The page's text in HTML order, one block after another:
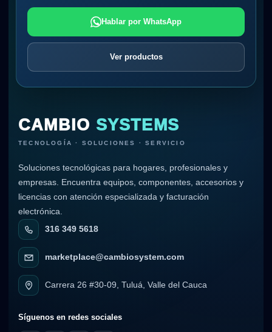
Hablar por WhatsApp
Ver productos
CAMBIO SYSTEMS
TECNOLOGÍA · SOLUCIONES · SERVICIO
Soluciones tecnológicas para hogares, profesionales y
empresas. Encuentra equipos, componentes, accesorios y
licencias con atención especializada y facturación
electrónica.
316 349 5618
marketplace@cambiosystem.com
Carrera 26 #30-09, Tuluá, Valle del Cauca
Síguenos en redes sociales